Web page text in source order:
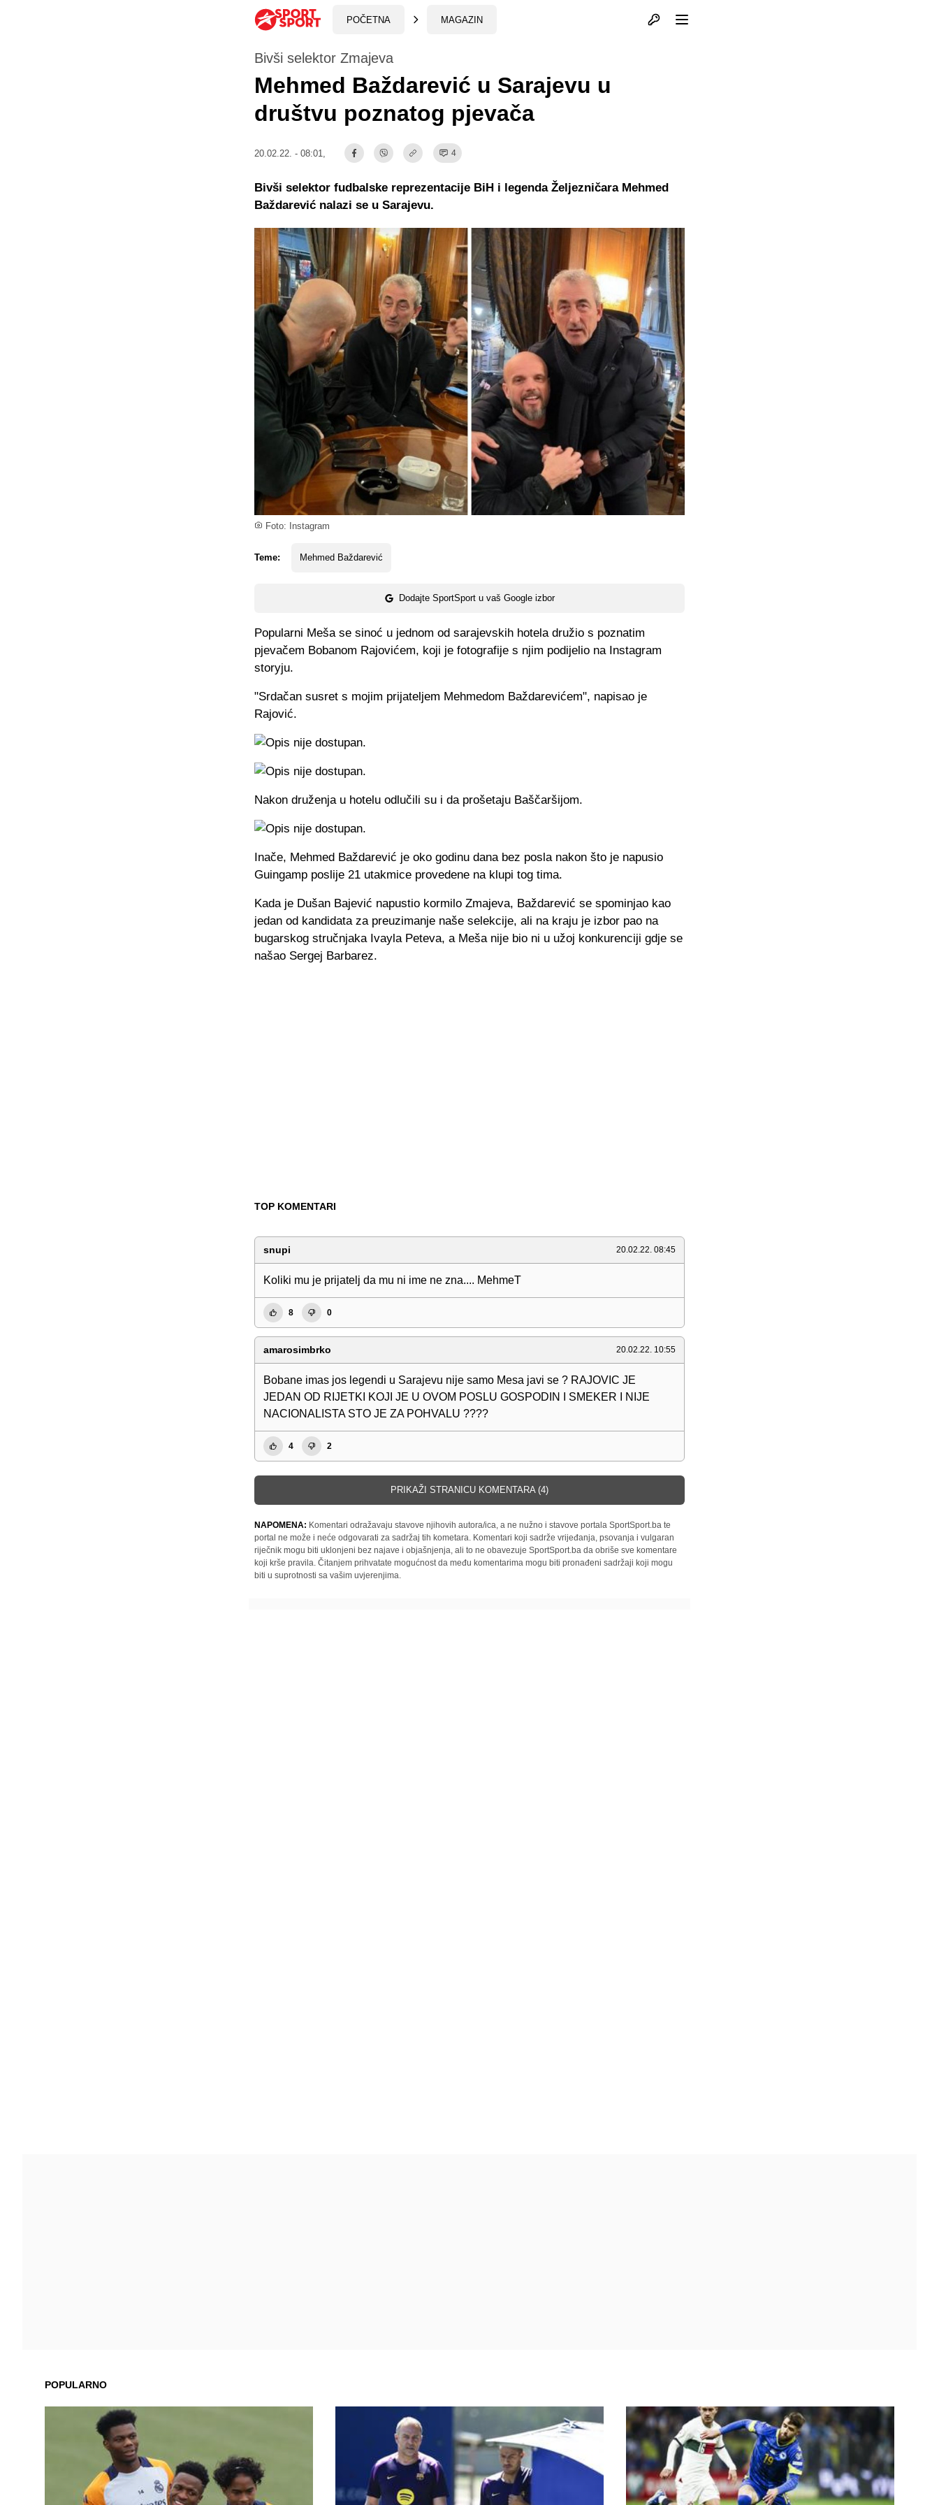
POČETNA MAGAZIN Otvori profil
Foto: Instagram
Bivši selektor Zmajeva
Mehmed Baždarević u Sarajevu u
društvu poznatog pjevača
20.02.22. - 08:01, 4
Teme: Mehmed Baždarević
Dodajte SportSport u vaš Google izbor
Bivši selektor fudbalske reprezentacije BiH i legenda Željezničara Mehmed
Baždarević nalazi se u Sarajevu.
Popularni Meša se sinoć u jednom od sarajevskih hotela družio s poznatim
pjevačem Bobanom Rajovićem, koji je fotografije s njim podijelio na Instagram
storyju.
"Srdačan susret s mojim prijateljem Mehmedom Baždarevićem", napisao je
Rajović.
Nakon druženja u hotelu odlučili su i da prošetaju Baščaršijom.
Inače, Mehmed Baždarević je oko godinu dana bez posla nakon što je napusio
Guingamp poslije 21 utakmice provedene na klupi tog tima.
Kada je Dušan Bajević napustio kormilo Zmajeva, Baždarević se spominjao kao
jedan od kandidata za preuzimanje naše selekcije, ali na kraju je izbor pao na
bugarskog stručnjaka Ivayla Peteva, a Meša nije bio ni u užoj konkurenciji gdje se
našao Sergej Barbarez.
TOP KOMENTARI
snupi 20.02.22. 08:45
Koliki mu je prijatelj da mu ni ime ne zna.... MehmeT
8 0
amarosimbrko 20.02.22. 10:55
Bobane imas jos legendi u Sarajevu nije samo Mesa javi se ? RAJOVIC JE
JEDAN OD RIJETKI KOJI JE U OVOM POSLU GOSPODIN I SMEKER I NIJE
NACIONALISTA STO JE ZA POHVALU ????
4 2
PRIKAŽI STRANICU KOMENTARA (4)
NAPOMENA: Komentari odražavaju stavove njihovih autora/ica, a ne nužno i stavove portala SportSport.ba te
portal ne može i neće odgovarati za sadržaj tih kometara. Komentari koji sadrže vrijeđanja, psovanja i vulgaran
riječnik mogu biti uklonjeni bez najave i objašnjenja, ali to ne obavezuje SportSport.ba da obriše sve komentare
koji krše pravila. Čitanjem prihvatate mogućnost da među komentarima mogu biti pronađeni sadržaji koji mogu
biti u suprotnosti sa vašim uvjerenjima.
POPULARNO